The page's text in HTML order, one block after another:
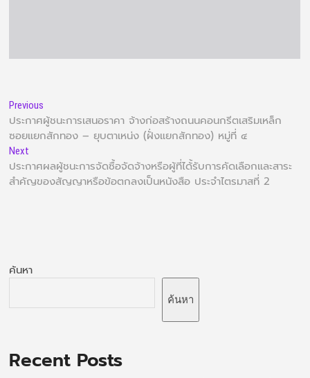
Previous
ประกาศผู้ชนะการเสนอราคา จ้างก่อสร้างถนนคอนกรีตเสริมเหล็ก
ซอยแยกสักทอง – ยุบตาเหน่ง (ฝั่งแยกสักทอง) หมู่ที่ ๔
Next
ประกาศผลผู้ชนะการจัดซื้อจัดจ้างหรือผู้ที่ได้้รับการคัดเลือกและสาระ
สำคัญของสัญญาหรือข้อตกลงเป็นหนังสือ ประจำไตรมาสที่ 2
ค้นหา
ค้นหา
Recent Posts